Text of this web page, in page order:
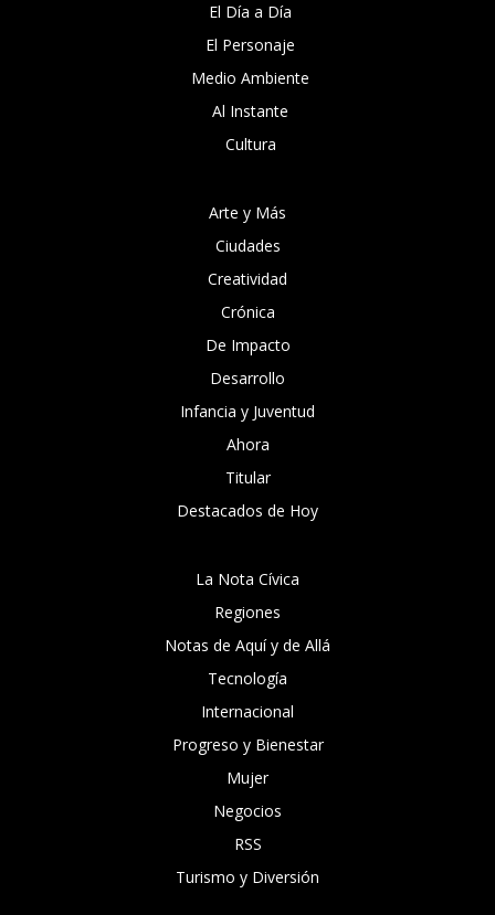
El Día a Día
El Personaje
Medio Ambiente
Al Instante
Cultura
Arte y Más
Ciudades
Creatividad
Crónica
De Impacto
Desarrollo
Infancia y Juventud
Ahora
Titular
Destacados de Hoy
La Nota Cívica
Regiones
Notas de Aquí y de Allá
Tecnología
Internacional
Progreso y Bienestar
Mujer
Negocios
RSS
Turismo y Diversión